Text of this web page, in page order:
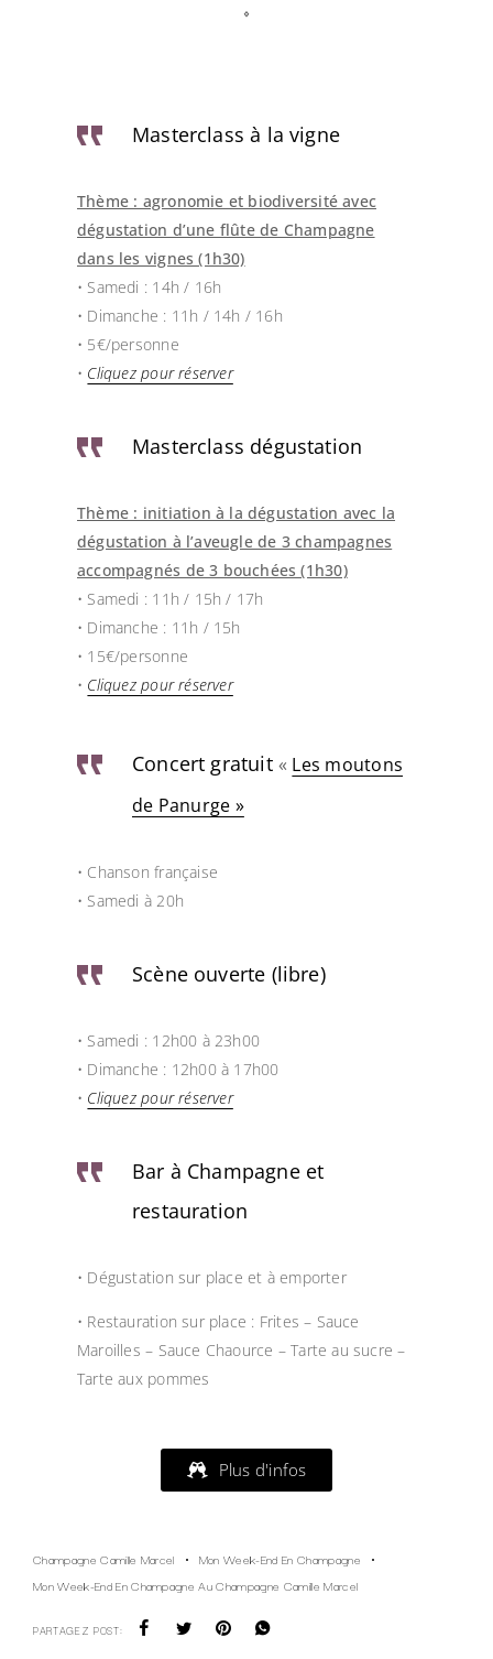
Masterclass à la vigne
Thème : agronomie et biodiversité avec
dégustation d’une flûte de Champagne
dans les vignes (1h30)
• Samedi : 14h / 16h
• Dimanche : 11h / 14h / 16h
• 5€/personne
• Cliquez pour réserver
Masterclass dégustation
Thème : initiation à la dégustation avec la
dégustation à l’aveugle de 3 champagnes
accompagnés de 3 bouchées (1h30)
• Samedi : 11h / 15h / 17h
• Dimanche : 11h / 15h
• 15€/personne
• Cliquez pour réserver
Concert gratuit « Les moutons
de Panurge »
• Chanson française
• Samedi à 20h
Scène ouverte (libre)
• Samedi : 12h00 à 23h00
• Dimanche : 12h00 à 17h00
• Cliquez pour réserver
Bar à Champagne et
restauration
• Dégustation sur place et à emporter
• Restauration sur place : Frites – Sauce
Maroilles – Sauce Chaource – Tarte au sucre –
Tarte aux pommes
Plus d'infos
Champagne Camille Marcel
Mon Week-End En Champagne
Mon Week-End En Champagne Au Champagne Camille Marcel
PARTAGEZ POST: